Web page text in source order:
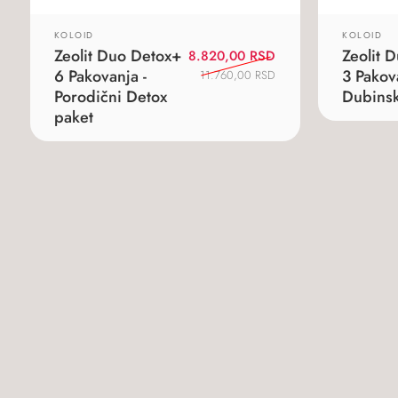
KOLOID
Zeolit Duo Detox+
6 Pakovanja -
Porodični Detox
paket
11.760,00 RSD
Originalna
cena
11.760,00 RSD.
8.820,00 RSDTrenutna
cena
8.820,00 RSD.
KOLOID
Zeolit
3